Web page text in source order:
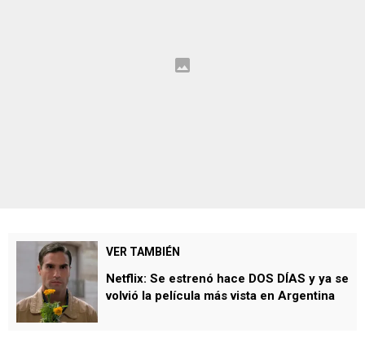
VER TAMBIÉN
Netflix: Se estrenó hace DOS DÍAS y ya se
volvió la película más vista en Argentina